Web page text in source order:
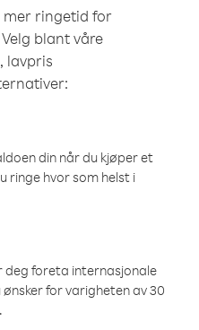
mer ringetid for
blant våre
lavpris
din når du kjøper et
ringe hvor som helst i
foreta internasjonale
for varigheten av 30